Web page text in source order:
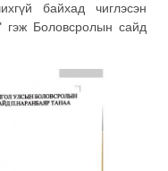
байхад чиглэсэн
гэж Боловсролын сайд